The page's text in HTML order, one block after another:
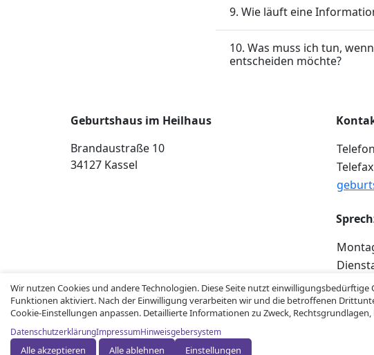
9. Wie läuft eine
10. Was muss ich tun,
entscheiden möchte?
Geburtshaus im Heilhaus
Brandaustraße 10
34127 Kassel
Telefon
Telefax
Copyright © Heilhaus 2026
Wir nutzen Cookies und andere Technologien. Diese Seite nutzt
Funktionen aktiviert. Nach der Einwilligung verarbeiten wir und die betroffenen
Cookie-Einstellungen anpassen. Detaillierte Informationen zu Zweck,
DatenschutzerklärungImpressumHinweisgebersystem
Alle akzeptieren Alle ablehnen Einstellungen